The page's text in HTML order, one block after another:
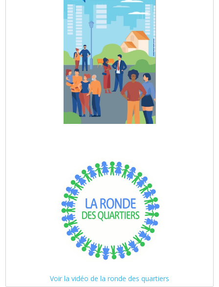
Voir la vidéo de la ronde des quartiers